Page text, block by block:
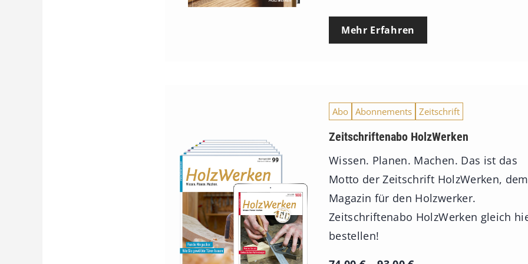
Mehr Erfahren
Abo Abonnements Zeitschrift
Zeitschriftenabo HolzWerken
Wissen. Planen. Machen. Das ist das
Motto der Zeitschrift HolzWerken, dem
Magazin für den Holzwerker.
Zeitschriftenabo HolzWerken gleich
bestellen!